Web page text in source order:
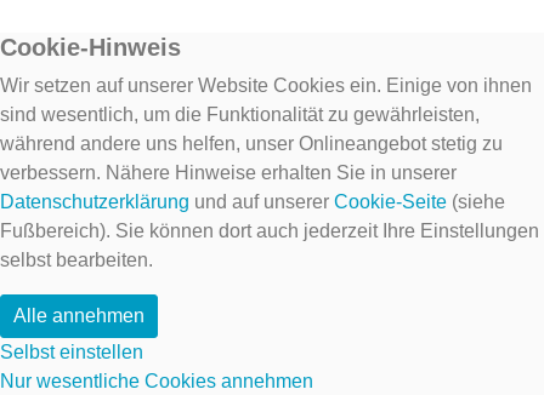
Cookie-Hinweis
Wir setzen auf unserer Website Cookies ein. Einige von ihnen
sind wesentlich, um die Funktionalität zu gewährleisten,
während andere uns helfen, unser Onlineangebot stetig zu
verbessern. Nähere Hinweise erhalten Sie in unserer
Datenschutzerklärung und auf unserer Cookie-Seite (siehe
Fußbereich). Sie können dort auch jederzeit Ihre Einstellungen
selbst bearbeiten.
Alle annehmen
Selbst einstellen
Nur wesentliche Cookies annehmen